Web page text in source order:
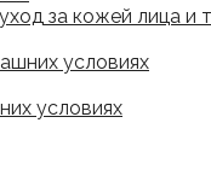
за кожей лица и
условиях
условиях